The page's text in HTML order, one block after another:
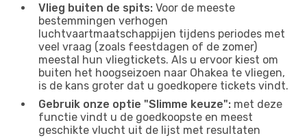
Vlieg buiten de spits: Voor de meeste
bestemmingen verhogen
luchtvaartmaatschappijen tijdens periodes met
veel vraag (zoals feestdagen of de zomer)
meestal hun vliegtickets. Als u ervoor kiest om
buiten het hoogseizoen naar Ohakea te vliegen,
is de kans groter dat u goedkopere tickets vindt.
Gebruik onze optie "Slimme keuze": met deze
functie vindt u de goedkoopste en meest
geschikte vlucht uit de lijst met resultaten